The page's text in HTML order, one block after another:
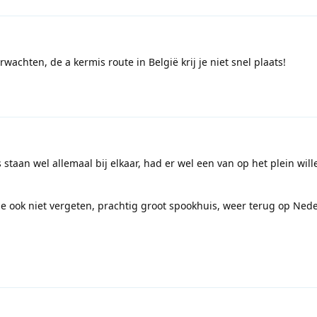
de a kermis route in België krij je niet snel plaats!
wel allemaal bij elkaar, had er wel een van op het plein
ook niet vergeten, prachtig groot spookhuis, weer terug op